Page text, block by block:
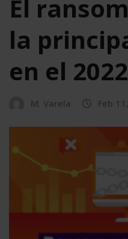
El
la
en el 2022
M. Varela Feb